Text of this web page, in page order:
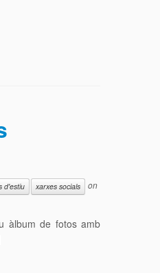
d'estiu xarxes socials
on
àlbum de fotos amb